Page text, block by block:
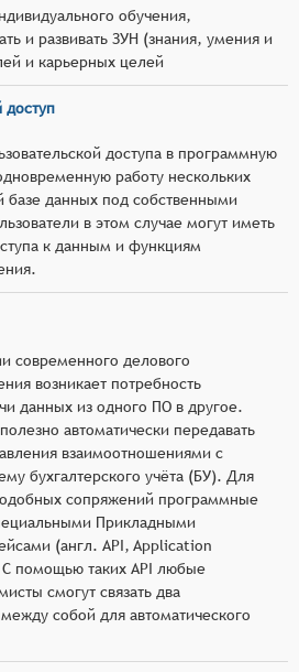
обучения,
и развивать ЗУН (знания, умения и
и карьерных целей
доступ
доступа в программную
работу нескольких
базе данных под собственными
в этом случае могут иметь
к данным и функциям
современного делового
возникает потребность
данных из одного ПО в другое.
автоматически передавать
взаимоотношениями с
бухгалтерского учёта (БУ). Для
сопряжений программные
Прикладными
(англ. API, Application
помощью таких API любые
смогут связать два
собой для автоматического